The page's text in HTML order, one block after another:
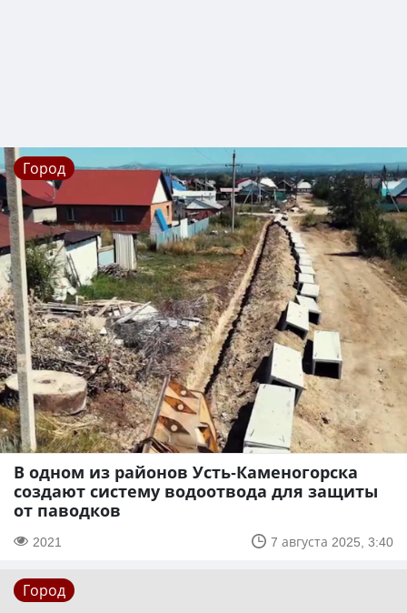
Город
В одном из районов Усть-Каменогорска
создают систему водоотвода для защиты
от паводков
2021 7 августа 2025, 3:40
Город